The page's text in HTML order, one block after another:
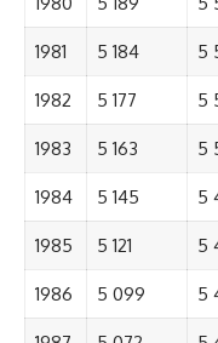
1981 5 184 5
1982 5 177 5
1983 5 163 5
1984 5 145 5
1985 5 121 5
1986 5 099 5